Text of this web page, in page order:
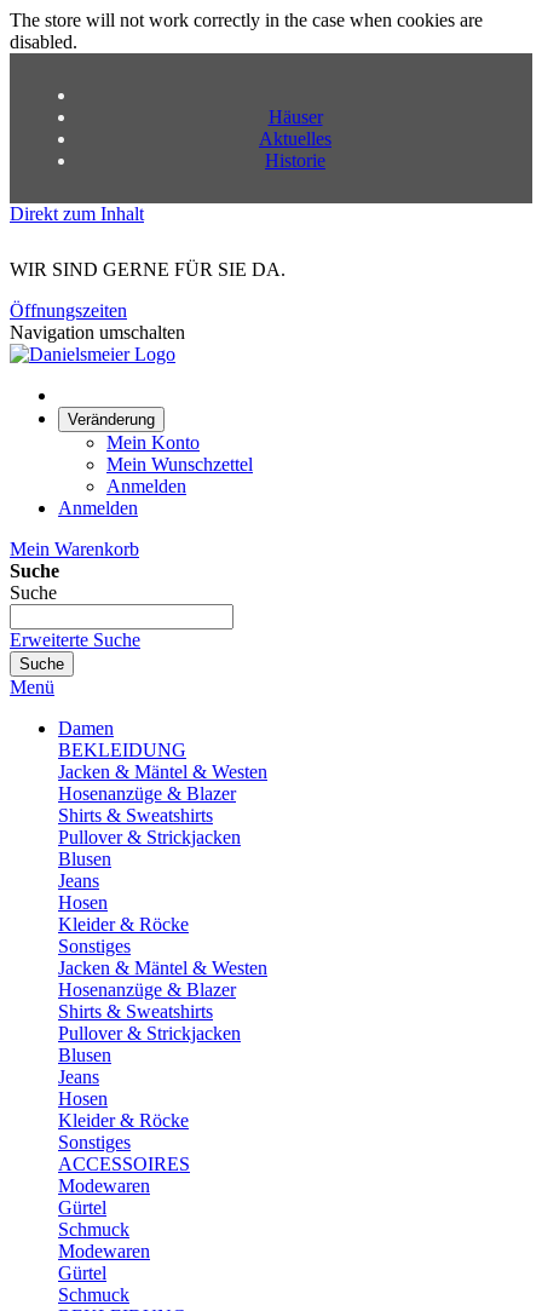
The store will not work correctly in the case when cookies are
disabled.
Häuser
Aktuelles
Historie
Direkt zum Inhalt
WIR SIND GERNE FÜR SIE DA.
Öffnungszeiten
Navigation umschalten
Veränderung
Mein Konto
Mein Wunschzettel
Anmelden
Anmelden
Mein Warenkorb
Suche
Suche
Erweiterte Suche
Suche
Menü
Damen
BEKLEIDUNG
Jacken & Mäntel & Westen
Hosenanzüge & Blazer
Shirts & Sweatshirts
Pullover & Strickjacken
Blusen
Jeans
Hosen
Kleider & Röcke
Sonstiges
Jacken & Mäntel & Westen
Hosenanzüge & Blazer
Shirts & Sweatshirts
Pullover & Strickjacken
Blusen
Jeans
Hosen
Kleider & Röcke
Sonstiges
ACCESSOIRES
Modewaren
Gürtel
Schmuck
Modewaren
Gürtel
Schmuck